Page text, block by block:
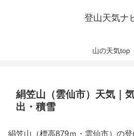
登山天気ナ
山の天気top
絹笠山（雲仙市）天気｜
出・積雪
絹笠山（標高879ｍ・雲仙市）の